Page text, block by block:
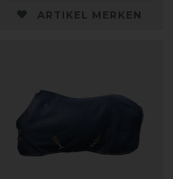
ARTIKEL MERKEN